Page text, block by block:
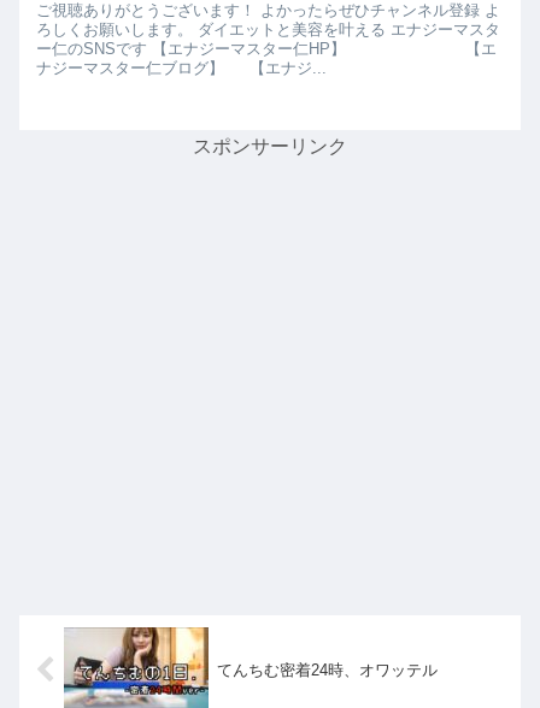
ご視聴ありがとうございます！ よかったらぜひチャンネル登録 よ
ろしくお願いします。 ダイエットと美容を叶える エナジーマスタ
ー仁のSNSです 【エナジーマスター仁HP】 【エ
ナジーマスター仁ブログ】 【エナジ...
スポンサーリンク
てんちむ密着24時、オワッテル